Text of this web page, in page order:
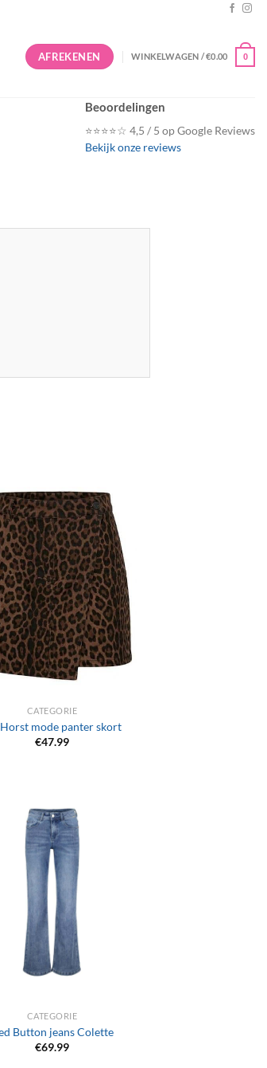
AFREKENEN WINKELWAGEN /€0.00 0
Beoordelingen
⭐⭐⭐⭐☆ 4,5 / 5 op Google Reviews
Bekijk onze reviews
CATEGORIE
mode panter skort
€47.99
CATEGORIE
Button jeans Colette
€69.99